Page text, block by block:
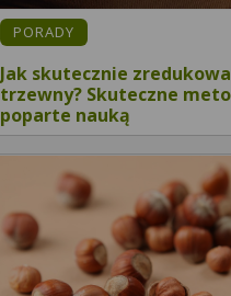
PORADY
Jak skutecznie
trzewny? Skuteczne
poparte nauką